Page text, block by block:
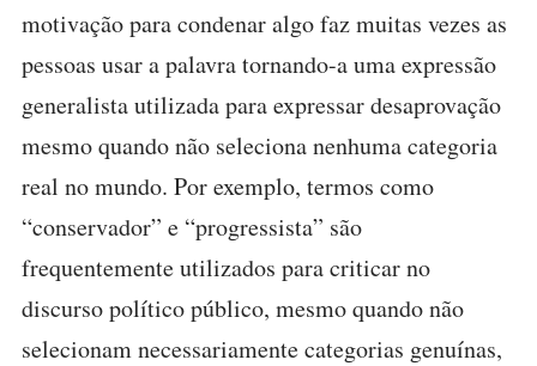
motivação para condenar algo faz muitas vezes as
pessoas usar a palavra tornando-a uma expressão
generalista utilizada para expressar desaprovação
mesmo quando não seleciona nenhuma categoria
real no mundo. Por exemplo, termos como
“conservador” e “progressista” são
frequentemente utilizados para criticar no
discurso político público, mesmo quando não
selecionam necessariamente categorias genuínas,